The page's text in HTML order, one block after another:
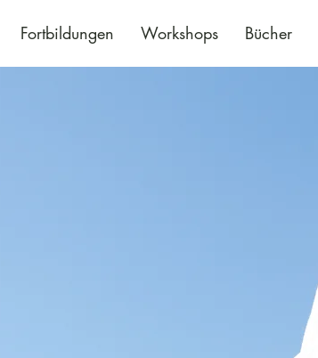
Fortbildungen Workshops Bücher